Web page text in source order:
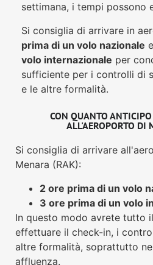
settimana, i tempi possono
Si consiglia di arrivare in
prima di un volo nazionale e
volo internazionale per
sufficiente per i controlli di
e le altre formalità.
CON QUANTO
ALL'AEROPORTO DI
Si consiglia di arrivare
Menara (RAK):
2 ore prima di un volo
3 ore prima di un volo
In questo modo avrete tutto
effettuare il check-in, i
altre formalità, soprattutto
affluenza.